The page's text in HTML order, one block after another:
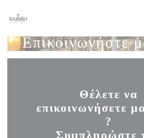
Επικοινωνήστε
Θέλετε να
επικοινωνήσετε
?
Συμπληρώστε